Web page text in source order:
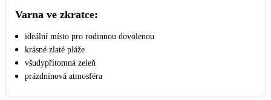
Varna ve zkratce:
ideální místo pro rodinnou dovolenou
krásné zlaté pláže
všudypřítomná zeleň
prázdninová atmosféra